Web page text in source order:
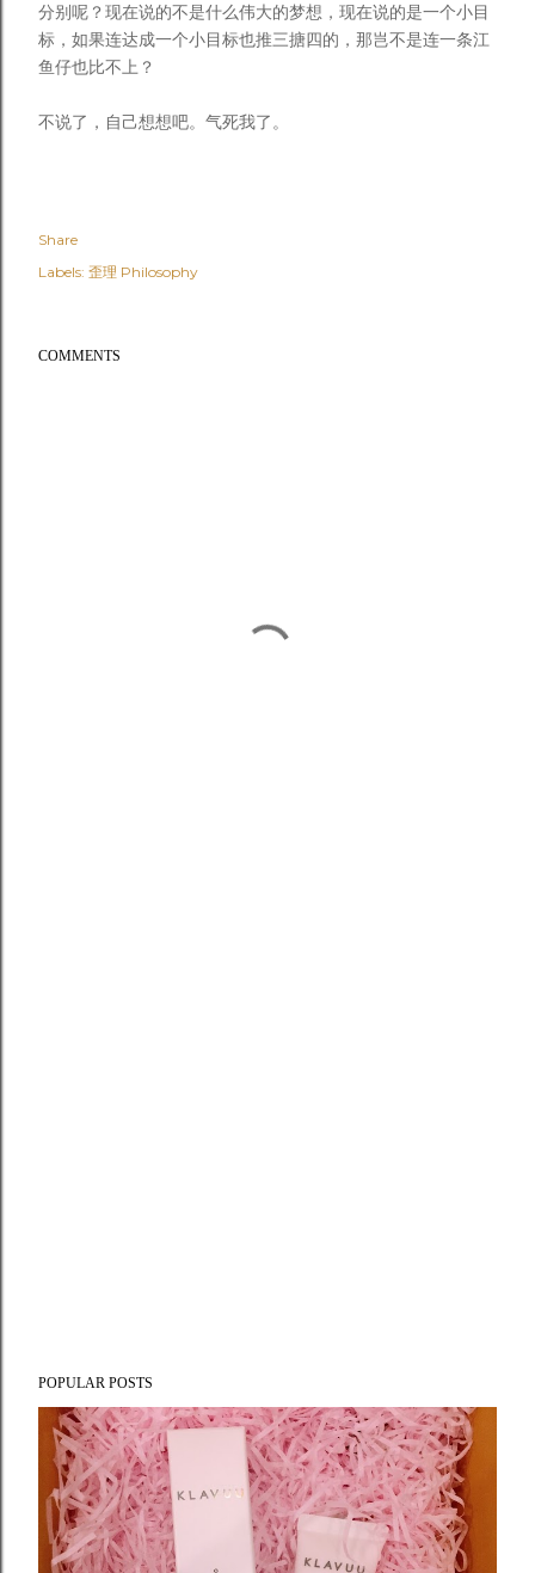
分别呢？现在说的不是什么伟大的梦想，现在说的是一个小目
标，如果连达成一个小目标也推三搪四的，那岂不是连一条江
鱼仔也比不上？
不说了，自己想想吧。气死我了。
Share
Labels: 歪理 Philosophy
COMMENTS
POPULAR POSTS